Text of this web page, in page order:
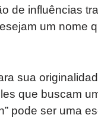
de influências
um nome
sua
que buscam
pode ser uma